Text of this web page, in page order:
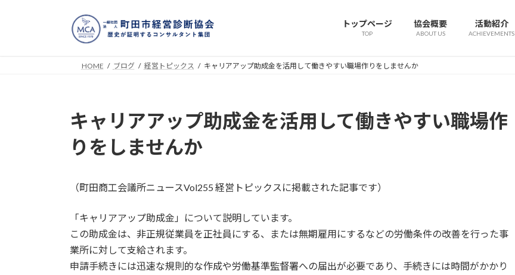
トップページ
TOP
協会概要
ABOUT US
活動紹介
ACHIEVEMENTS
HOME ブログ 経営トピックス キャリアアップ助成金を活用して働きやすい職場作りをしませんか
キャリアアップ助成金を活用して働きやすい職場作
りをしませんか
（町田商工会議所ニュースVol255 経営トピックスに掲載された記事です）
「キャリアアップ助成金」について説明しています。
この助成金は、非正規従業員を正社員にする、または無期雇用にするなどの労働条件の改善を行った事
業所に対して支給されます。
申請手続きには迅速な規則的な作成や労働基準監督署への届出が必要であり、手続きには時間がかかり